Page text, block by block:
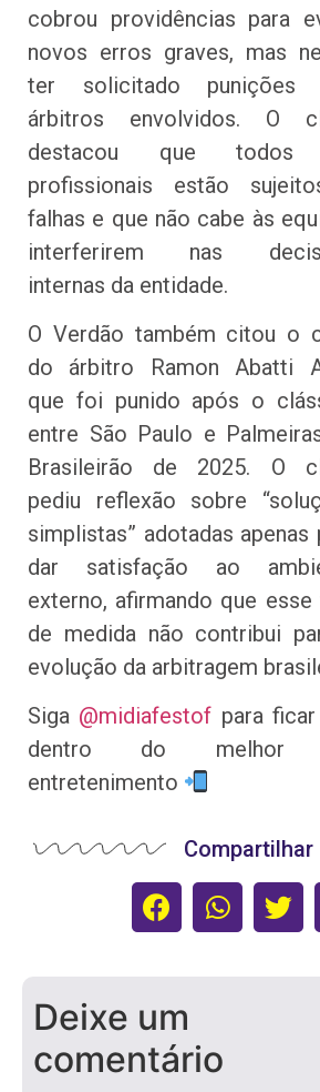
cobrou providências para
novos erros graves, mas
ter solicitado punições
árbitros envolvidos. O
destacou que todos
profissionais estão
falhas e que não cabe às
interferirem nas
internas da entidade.
O Verdão também citou o
do árbitro Ramon Abatti
que foi punido após o
entre São Paulo e
Brasileirão de 2025. O
pediu reflexão sobre
simplistas” adotadas apenas
dar satisfação ao
externo, afirmando que
de medida não contribui
evolução da arbitragem
Siga @midiafestof para
dentro do melhor
entretenimento
Compartilhar
Deixe um
comentário